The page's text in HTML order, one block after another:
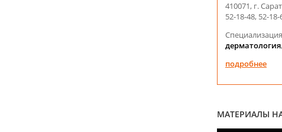
410071, г.
52-18-48, 52-18-
дерматология,
подробнее
МАТЕРИАЛЫ